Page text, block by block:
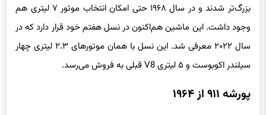
بزرگ‌تر شدند و در سال ۱۹۶۸ حتی امکان انتخاب موتور ۷ لیتری هم
وجود داشت. این ماشین هم‌اکنون در نسل هفتم خود قرار دارد که در
سال ۲۰۲۲ معرفی شد. این نسل با همان موتورهای ۲.۳ لیتری چهار
سیلندر اکوبوست و ۵ لیتری V8 قبلی به فروش می‌رسد.
پورشه ۹۱۱ از ۱۹۶۴